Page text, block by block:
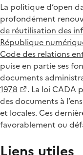
La politique d’open
profondément
de réutilisation des
République
Code des relations
puise en partie ses
documents
1978
. La loi CADA
des documents à
et locales. Ces
favorablement ou
Liens utiles